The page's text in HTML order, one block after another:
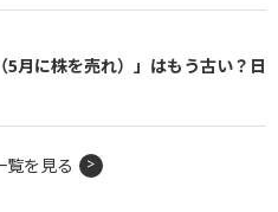
5月に株を売れ）」はもう古い？日
覧を見る